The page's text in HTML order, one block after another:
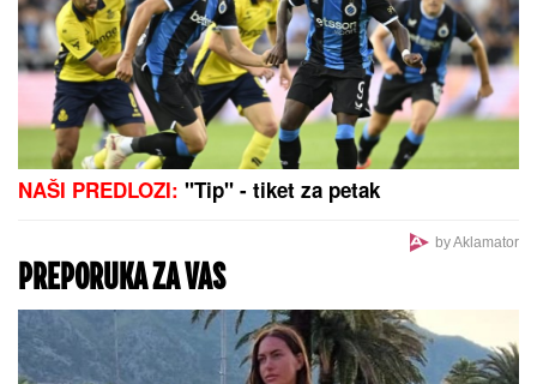
NAŠI PREDLOZI: "Tip" - tiket za petak
by Aklamator
PREPORUKA ZA VAS